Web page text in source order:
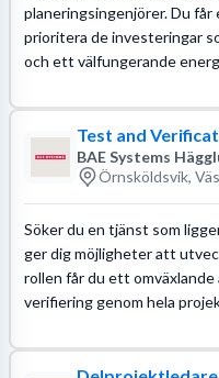
planeringsingenjörer. Du
prioritera de investeringar
och ett välfungerande
Test and
BAE Systems
Örnsköldsvik,
Söker du en tjänst som
ger dig möjligheter att
rollen får du ett
verifiering genom hela